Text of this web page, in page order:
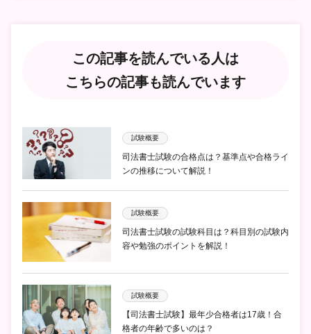
この記事を読んでいる人は
こちらの記事も読んでいます
試験概要
司法書士試験の合格点は？基準点や合格ライ
ンの推移について解説！
試験概要
司法書士試験の試験科目は？科目別の試験内
容や勉強のポイントを解説！
試験概要
【司法書士試験】最年少合格者は17歳！合
格者の年齢で多いのは？